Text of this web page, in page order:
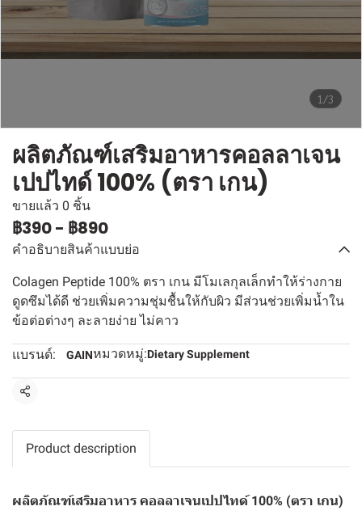
1/3
ผลิตภัณฑ์เสริมอาหารคอลลาเจน
เปปไทด์ 100% (ตรา เกน)
ขายแล้ว 0 ชิ้น
฿390- ฿890
คำอธิบายสินค้าแบบย่อ
Colagen Peptide 100% ตรา เกน มีโมเลกุลเล็กทำให้ร่างกาย
ดูดซึมได้ดี ช่วยเพิ่มความชุ่มชื้นให้กับผิว มีส่วนช่วยเพิ่มน้ำใน
ข้อต่อต่างๆ ละลายง่าย ไม่คาว
แบรนด์: GAINหมวดหมู่:Dietary Supplement
แชร์
Product description
ผลิตภัณฑ์เสริมอาหาร คอลลาเจนเปปไทด์ 100% (ตรา เกน)